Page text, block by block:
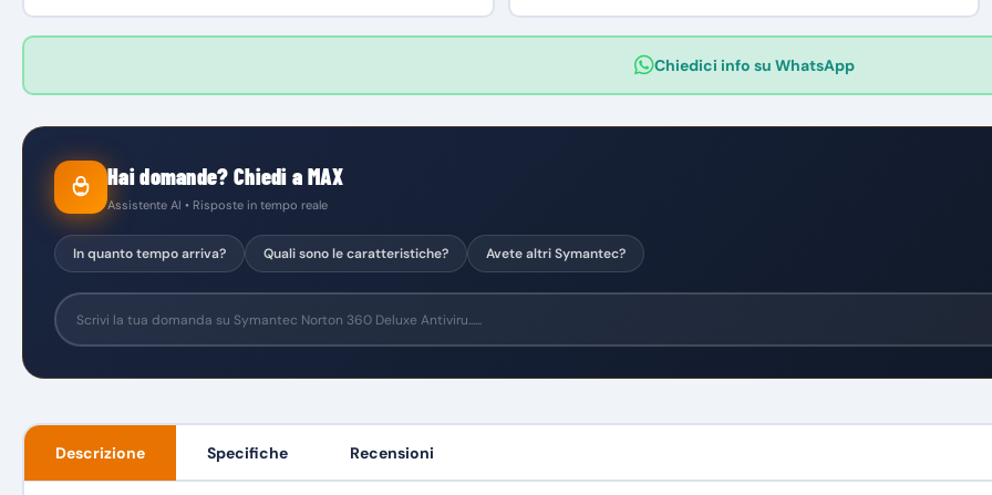
Chiedici info su WhatsApp
Hai domande? Chiedi a MAX
Assistente AI • Risposte in tempo reale
In quanto tempo arriva? Quali sono le caratteristiche? Avete altri Symantec?
Descrizione Specifiche Recensioni